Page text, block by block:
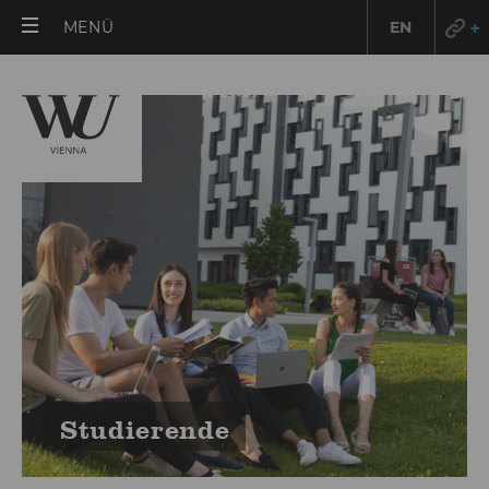
MENÜ EN
Stu­die­ren­de